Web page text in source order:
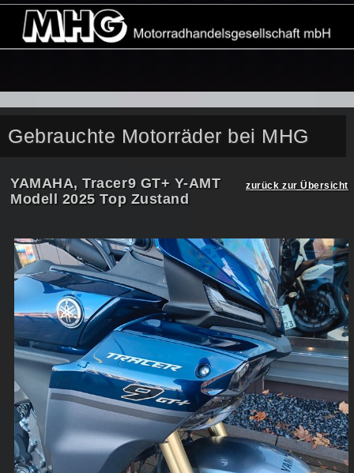
Gebrauchte Motorräder bei MHG
zurück zur Übersicht
YAMAHA, Tracer9 GT+ Y-AMT
Modell 2025 Top Zustand